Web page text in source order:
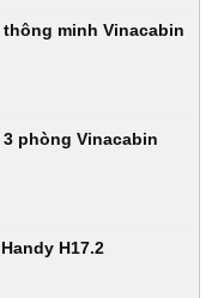
minh Vinacabin
phòng Vinacabin
H17.2